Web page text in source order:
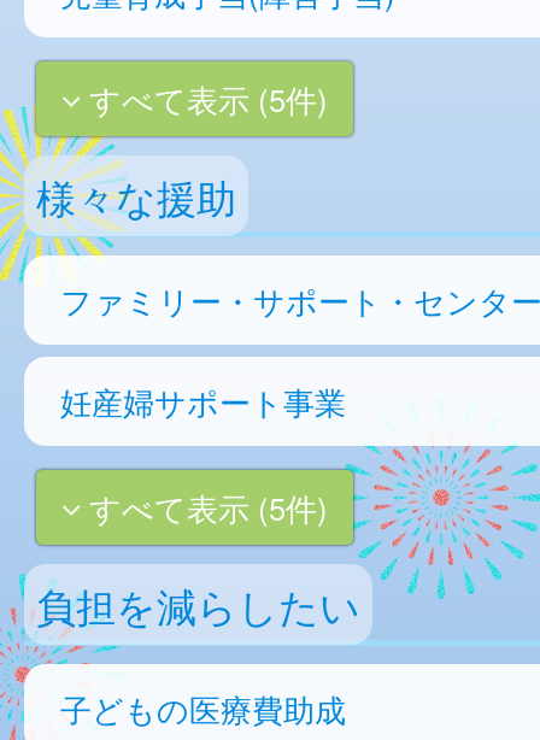
すべて表示 (5件)
様々な援助
ファミリー・サポート・センタ
妊産婦サポート事業
すべて表示 (5件)
負担を減らしたい
子どもの医療費助成